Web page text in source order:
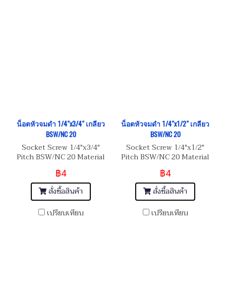
น็อตหัวจมดำ 1/4"x3/4" เกลียว
BSW/NC 20
Socket Screw 1/4"x3/4"
Pitch BSW/NC 20 Material
Steel เหล็กแข็งมาตรฐาน 12.9
฿4
สั่งซื้อสินค้า
เปรียบเทียบ
น็อตหัวจมดำ 1/4"x1/2" เกลียว
BSW/NC 20
Socket Screw 1/4"x1/2"
Pitch BSW/NC 20 Material
Steel เหล็กแข็งมาตรฐาน 8.8
฿4
สั่งซื้อสินค้า
เปรียบเทียบ